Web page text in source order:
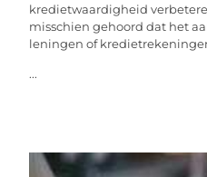
kredietwaardigheid
misschien gehoord dat het
leningen of
...